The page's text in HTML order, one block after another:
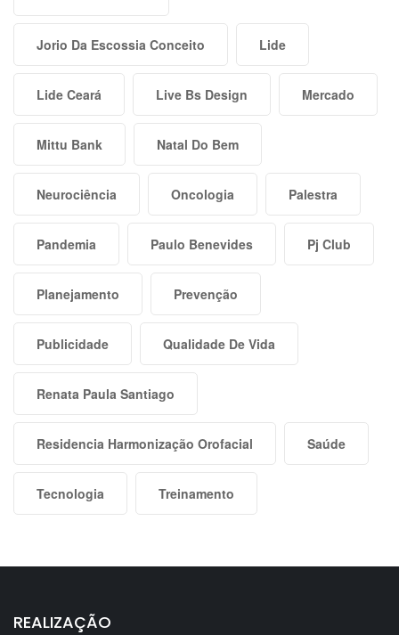
Jorio Da Escossia Conceito Lide
Lide Ceará Live Bs Design Mercado
Mittu Bank Natal Do Bem
Neurociência Oncologia Palestra
Pandemia Paulo Benevides Pj Club
Planejamento Prevenção
Publicidade Qualidade De Vida
Renata Paula Santiago
Residencia Harmonização Orofacial Saúde
Tecnologia Treinamento
REALIZAÇÃO